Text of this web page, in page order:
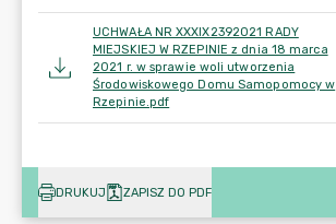
UCHWAŁA NR XXXIX2392021 RADY
MIEJSKIEJ W RZEPINIE z dnia 18 marca
2021 r. w sprawie woli utworzenia
Środowiskowego Domu Samopomocy w
Rzepinie.pdf
DRUKUJ ZAPISZ DO PDF